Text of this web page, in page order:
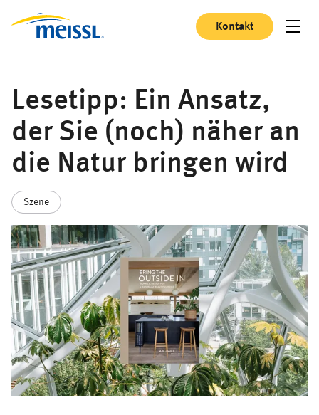
Kontakt
Lesetipp: Ein Ansatz,
der Sie (noch) näher an
die Natur bringen wird
Szene